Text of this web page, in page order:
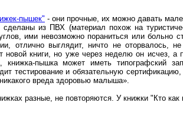
пышек" - они прочные, их можно давать
сделаны из ПВХ (материал похож на
ими невозможно пораниться или
отлично выглядит, ничто не оторвалось,
новой книги, но уже через неделю он исчез, а
книжка-пышка может иметь типографский
тестирование и обязательную
вреда здоровью малыша».
разные, не повторяются. У книжки "Кто